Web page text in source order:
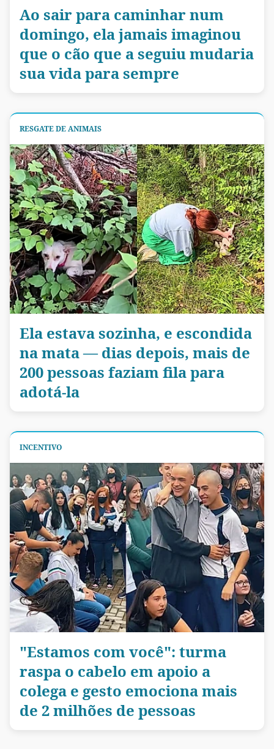
Ao sair para caminhar num
domingo, ela jamais imaginou
que o cão que a seguiu mudaria
sua vida para sempre
RESGATE DE ANIMAIS
Ela estava sozinha, e escondida
na mata — dias depois, mais de
200 pessoas faziam fila para
adotá-la
INCENTIVO
"Estamos com você": turma
raspa o cabelo em apoio a
colega e gesto emociona mais
de 2 milhões de pessoas